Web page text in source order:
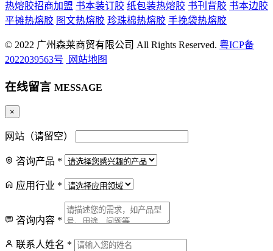
热熔胶招商加盟 书本装订胶 纸包装热熔胶 书刊背胶 书本边胶
平摊热熔胶 图文热熔胶 珍珠棉热熔胶 手挽袋热熔胶
© 2022 广州森莱商贸有限公司 All Rights Reserved. 粤ICP备
2022039563号
网站地图
在线留言 MESSAGE
×
网站（请留空）
咨询产品 *
应用行业 *
咨询内容 *
联系人姓名 *